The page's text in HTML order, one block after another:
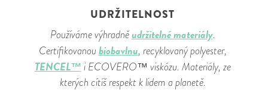
UDRŽITELNOST
Používáme výhradněudržitelné materiály.
Certifikovanou biobavlnu, recyklovaný polyester,
TENCEL™ i ECOVERO™ viskózu. Materiály, ze
kterých cítíš respekt k lidem a planetě.